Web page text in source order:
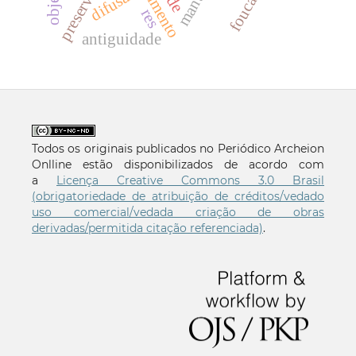
antiguidade
res
Todos os originais publicados no Periódico Archeion
Onlline estão disponibilizados de acordo com
a Licença Creative Commons 3.0 Brasil
(obrigatoriedade de atribuição de créditos/vedado
uso comercial/vedada criação de obras
derivadas/permitida citação referenciada).